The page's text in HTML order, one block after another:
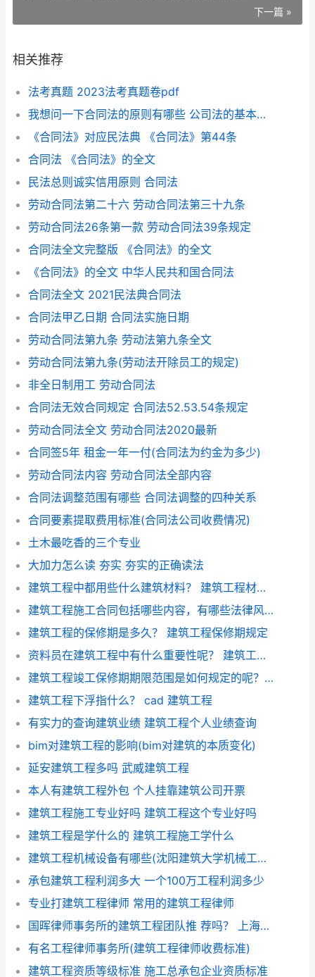
下一篇 »
相关推荐
法考真题 2023法考真题卷pdf
我想问一下合同法的原则有哪些 公司法的基本原则
《合同法》对应民法典 《合同法》第44条
合同法 《合同法》的全文
民法总则诚实信用原则 合同法
劳动合同法第二十六 劳动合同法第三十九条
劳动合同法26条第一款 劳动合同法39条规定
合同法全文完整版 《合同法》的全文
《合同法》的全文 中华人民共和国合同法
合同法全文 2021民法典合同法
合同法甲乙日期 合同法实施日期
劳动合同法第九条 劳动法第九条全文
劳动合同法第九条(劳动法开除员工的规定)
非全日制用工 劳动合同法
合同法无效合同规定 合同法52.53.54条规定
劳动合同法全文 劳动合同法2020最新
合同签5年 租金一年一付(合同法为约金为多少)
劳动合同法内容 劳动合同法全部内容
合同法调整范围有哪些 合同法调整的四种关系
合同要素提取费用标准(合同法公司收费情况)
土木最吃香的三个专业
大加力怎么读 夯实 夯实的正确读法
建筑工程中都用些什么建筑材料？ 建筑工程材料明细表
建筑工程施工合同包括哪些内容，有哪些法律风险 建筑工程师证怎么考
建筑工程的保修期是多久？ 建筑工程保修期规定
资料员在建筑工程中有什么重要性呢？ 建筑工程资料员
建筑工程竣工保修期期限范围是如何规定的呢？ 建筑工程保修期
建筑工程下浮指什么？ cad 建筑工程
有实力的查询建筑业绩 建筑工程个人业绩查询
bim对建筑工程的影响(bim对建筑的本质变化)
延安建筑工程多吗 武威建筑工程
本人有建筑工程外包 个人挂靠建筑公司开票
建筑工程施工专业好吗 建筑工程这个专业好吗
建筑工程是学什么的 建筑工程施工学什么
建筑工程机械设备有哪些(沈阳建筑大学机械工程学院)
承包建筑工程利润多大 一个100万工程利润多少
专业打建筑工程律师 常用的建筑工程律师
国晖律师事务所的建筑工程团队推 荐吗？ 上海建筑工程律师
有名工程律师事务所(建筑工程律师收费标准)
建筑工程资质等级标准 施工总承包企业资质标准